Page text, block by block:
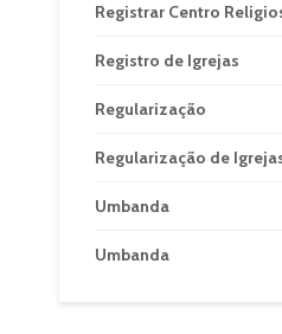
Registrar Centro
Registro de Igrejas
Regularização
Regularização de
Umbanda
Umbanda